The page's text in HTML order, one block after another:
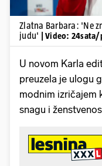
Zlatna Barbara: 'Ne
judu'
| Video:
U novom Karla
preuzela je ulogu
modnim izričajem
snagu i